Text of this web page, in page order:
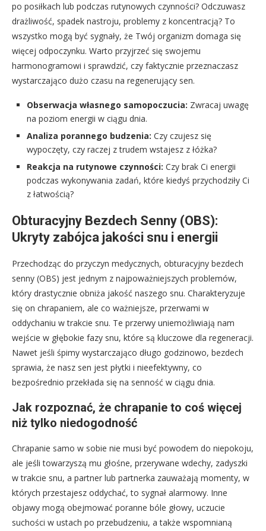
po posiłkach lub podczas rutynowych czynności? Odczuwasz
drażliwość, spadek nastroju, problemy z koncentracją? To
wszystko mogą być sygnały, że Twój organizm domaga się
więcej odpoczynku. Warto przyjrzeć się swojemu
harmonogramowi i sprawdzić, czy faktycznie przeznaczasz
wystarczająco dużo czasu na regenerujący sen.
Obserwacja własnego samopoczucia: Zwracaj uwagę
na poziom energii w ciągu dnia.
Analiza porannego budzenia: Czy czujesz się
wypoczęty, czy raczej z trudem wstajesz z łóżka?
Reakcja na rutynowe czynności: Czy brak Ci energii
podczas wykonywania zadań, które kiedyś przychodziły Ci
z łatwością?
Obturacyjny Bezdech Senny (OBS):
Ukryty zabójca jakości snu i energii
Przechodząc do przyczyn medycznych, obturacyjny bezdech
senny (OBS) jest jednym z najpoważniejszych problemów,
który drastycznie obniża jakość naszego snu. Charakteryzuje
się on chrapaniem, ale co ważniejsze, przerwami w
oddychaniu w trakcie snu. Te przerwy uniemożliwiają nam
wejście w głębokie fazy snu, które są kluczowe dla regeneracji.
Nawet jeśli śpimy wystarczająco długo godzinowo, bezdech
sprawia, że nasz sen jest płytki i nieefektywny, co
bezpośrednio przekłada się na senność w ciągu dnia.
Jak rozpoznać, że chrapanie to coś więcej
niż tylko niedogodność
Chrapanie samo w sobie nie musi być powodem do niepokoju,
ale jeśli towarzyszą mu głośne, przerywane wdechy, zadyszki
w trakcie snu, a partner lub partnerka zauważają momenty, w
których przestajesz oddychać, to sygnał alarmowy. Inne
objawy mogą obejmować poranne bóle głowy, uczucie
suchości w ustach po przebudzeniu, a także wspomnianą